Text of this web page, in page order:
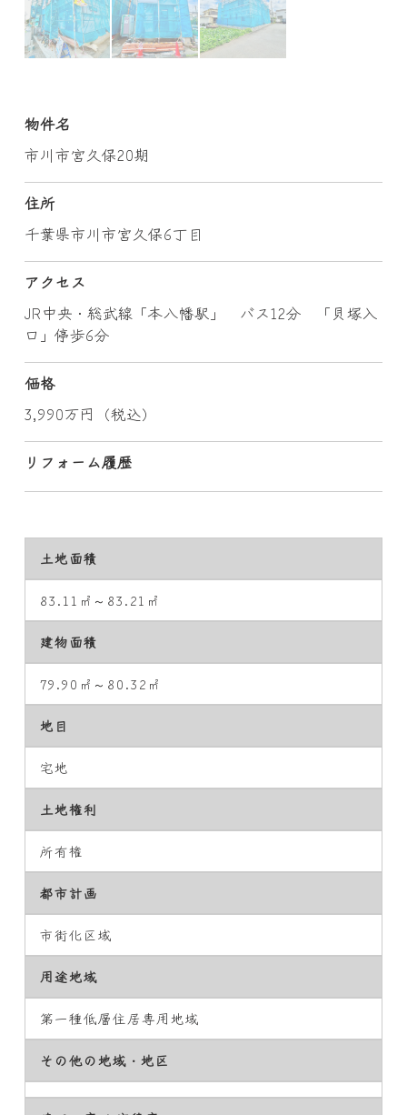
物件名
市川市宮久保20期
住所
千葉県市川市宮久保6丁目
アクセス
JR中央・総武線「本八幡駅」 バス12分 「貝塚入
口」停歩6分
価格
3,990万円（税込）
リフォーム履歴
土地面積
83.11㎡～83.21㎡
建物面積
79.90㎡～80.32㎡
地目
宅地
土地権利
所有権
都市計画
市街化区域
用途地域
第一種低層住居専用地域
その他の地域・地区